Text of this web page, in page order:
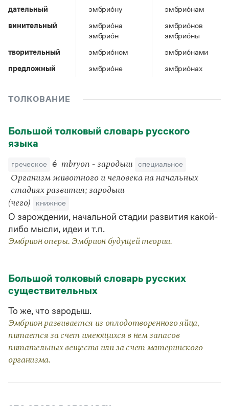
Словари русского языка как государственного
Справочники
Правила русской орфографии и пунктуации
Письмовник
Справочник по фразеологии
Азбучные истины
Все справочники портала
Журнал
Новости и события
Статьи
Монологи
Рекомендуем
Учебник Грамоты
Правила русского языка: от азов до тонкостей
Интерактивные упражнения: от простого к сложному
Скороговорки
Словарь русских имён
Словарь методических терминов
(1956)
дательный
эмбрио́ну
эмбрио́нам
винительный
эмбрио́на
эмбрио́н
эмбрио́нов
эмбрио́ны
творительный
эмбрио́ном
эмбрио́нами
предложный
эмбрио́не эмбрио́нах
ТОЛКОВАНИЕ
Большой толковый словарь русских
существительных
То же, что зародыш.
Эмбрион развивается из оплодотворенного яйца,
питается за счет имеющихся в нем запасов
питательных веществ или за счет материнского
организма.
Большой толковый словарь русского
языка
греческое е́ mbryon - зародыш специальное
Организм животного и человека на начальных
стадиях развития; зародыш
(чего)
книжное
О зарождении, начальной стадии развития какой-
либо мысли, идеи и т.п.
Эмбрион оперы. Эмбрион будущей теории.